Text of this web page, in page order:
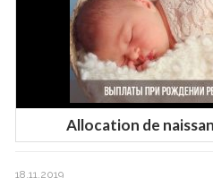
Allocation de
18.11.2019